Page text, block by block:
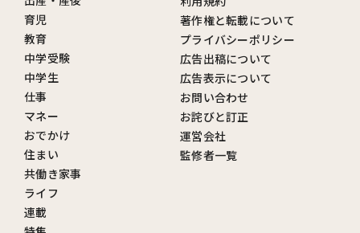
育児
教育
中学受験
中学生
仕事
マネー
おでかけ
住まい
共働き家事
ライフ
連載
著作権と転載について
プライバシーポリシー
広告出稿について
広告表示について
お問い合わせ
お詫びと訂正
運営会社
監修者一覧